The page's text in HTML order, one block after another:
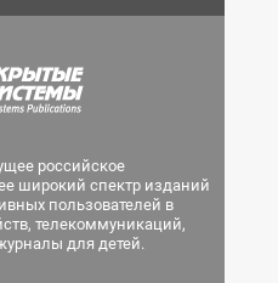
российское
широкий спектр изданий
пользователей в
телекоммуникаций,
для детей.